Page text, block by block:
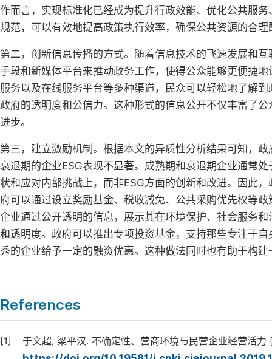
作而言，实现标准化已经成为提升行政效能、优化公共服
规范，可以有效地提高政策执行效率，确保公共资源的合
第二，创新信息传播的方式。随着信息技术的飞速发展和
手段和新媒体平台来推动政务工作，使得公众能够更便捷
服务以及在线服务平台等多种渠道，民众可以轻松地了解
政府的透明度和公信力。这种形式的信息公开不仅丰富了
进步。
第三，建立激励机制。根据本文的异质性分析结果可知，
衰退期的企业ESG表现不显著。成熟期和衰退期企业通常
状和应对内部挑战上，而非ESG方面的创新和改进。因此
府可以通过设立奖励基金、税收减免、公共采购优先权等
企业通过公开透明的信息，展示其在环境保护、社会服务
和透明度。政府可以推出专项投资基金，支持那些专注于
秀的企业给予一定的融资优惠。这种做法同时也有助于构
References
[1] 于文超, 梁平汉. 不确定性、营商环境与民营企业经营活